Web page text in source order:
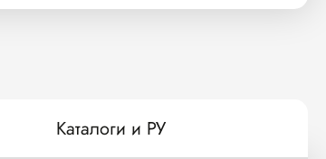
Каталоги и РУ